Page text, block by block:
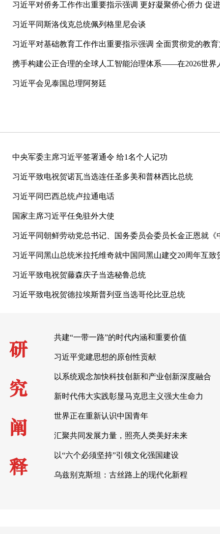
习近平对侨务工作作出重要指示强调 更好凝聚侨心侨力 促
习近平同斯洛伐克总统佩列格里尼会谈
习近平对基础教育工作作出重要指示强调 全面贯彻党的教
携手构建公正合理的全球人工智能治理体系——在2026世界
习近平会见泰国总理阿努廷
中央军委主席习近平签署通令 给1名个人记功
习近平致电祝贺诺瓦当选连任圣多美和普林西比总统
习近平同巴西总统卢拉通电话
国家主席习近平任免驻外大使
习近平同朝鲜劳动党总书记、国务委员会委员长金正恩就
习近平同黑山总统米拉托维奇就中国同黑山建交20周年互致
习近平致电祝贺藤森庆子当选秘鲁总统
习近平致电祝贺德拉埃斯普列亚当选哥伦比亚总统
研
究
阐
释
共建“一带一路”的时代内涵和重要价值
习近平党建思想的原创性贡献
以系统观念加快科技创新和产业创新深度融合
新时代伟大实践彰显马克思主义强大生命力
世界正在重新认识中国青年
汇聚共同发展力量，照亮人类美好未来
以“六个必须坚持”引领文化强国建设
乌兹别克斯坦：古丝路上的现代化新程